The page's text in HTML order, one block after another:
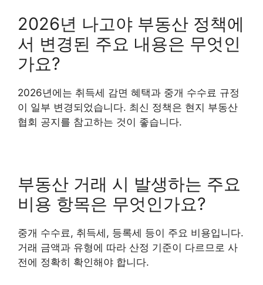
2026년 나고야 부동산 정책에
서 변경된 주요 내용은 무엇인
가요?
2026년에는 취득세 감면 혜택과 중개 수수료 규정
이 일부 변경되었습니다. 최신 정책은 현지 부동산
협회 공지를 참고하는 것이 좋습니다.
부동산 거래 시 발생하는 주요
비용 항목은 무엇인가요?
중개 수수료, 취득세, 등록세 등이 주요 비용입니다.
거래 금액과 유형에 따라 산정 기준이 다르므로 사
전에 정확히 확인해야 합니다.